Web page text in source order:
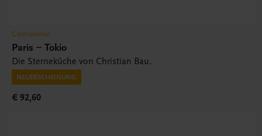
Gastronomie
Paris – Tokio
Die Sterneküche von Christian Bau.
NEUERSCHEINUNG
€ 92,60